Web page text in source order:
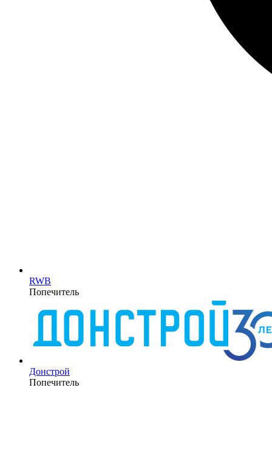
RWB
Попечитель
Донстрой
Попечитель